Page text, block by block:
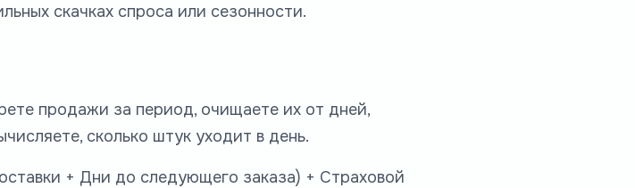
скачках спроса или сезонности.
продажи за период, очищаете их от дней,
сколько штук уходит в день.
+ Дни до следующего заказа) + Страховой